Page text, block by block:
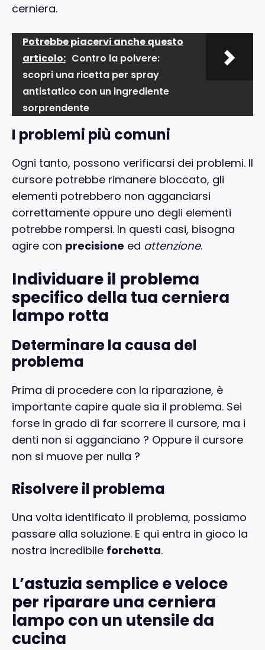
cerniera.
Potrebbe piacervi anche questo
articolo: Contro la polvere:
scopri una ricetta per spray
antistatico con un ingrediente
sorprendente
I problemi più comuni
Ogni tanto, possono verificarsi dei problemi. Il
cursore potrebbe rimanere bloccato, gli
elementi potrebbero non agganciarsi
correttamente oppure uno degli elementi
potrebbe rompersi. In questi casi, bisogna
agire con precisione ed attenzione.
Individuare il problema
specifico della tua cerniera
lampo rotta
Determinare la causa del
problema
Prima di procedere con la riparazione, è
importante capire quale sia il problema. Sei
forse in grado di far scorrere il cursore, ma i
denti non si agganciano ? Oppure il cursore
non si muove per nulla ?
Risolvere il problema
Una volta identificato il problema, possiamo
passare alla soluzione. E qui entra in gioco la
nostra incredibile forchetta.
L’astuzia semplice e veloce
per riparare una cerniera
lampo con un utensile da
cucina